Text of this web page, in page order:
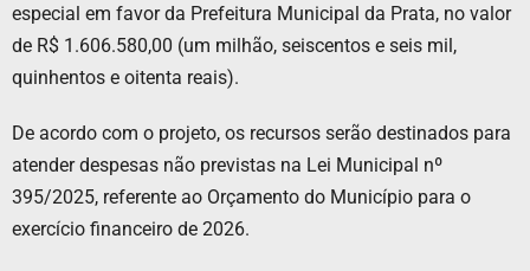
especial em favor da Prefeitura Municipal da Prata, no valor
de R$ 1.606.580,00 (um milhão, seiscentos e seis mil,
quinhentos e oitenta reais).
De acordo com o projeto, os recursos serão destinados para
atender despesas não previstas na Lei Municipal nº
395/2025, referente ao Orçamento do Município para o
exercício financeiro de 2026.